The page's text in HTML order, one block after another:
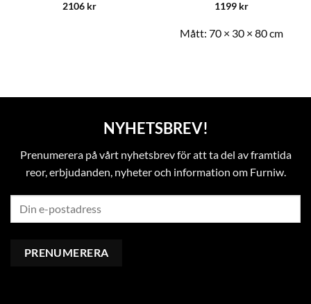
2106 kr 1199 kr
Mått: 70 × 30 × 80 cm
NYHETSBREV!
Prenumerera på vårt nyhetsbrev för att ta del av framtida
reor, erbjudanden, nyheter och information om Furniw.